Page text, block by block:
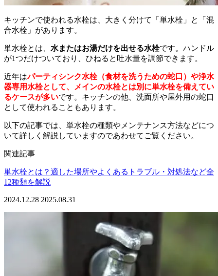
キッチンで使われる水栓は、大きく分けて「単水栓」と「混
合水栓」があります。
単水栓とは、 水またはお湯だけを出せる水栓です。ハンドル
が1つだけついており、ひねると吐水量を調節できます。
近年はパーティシンク水栓（食材を洗うための蛇口）や浄水
器専用水栓として、メインの水栓とは別に単水栓を備えてい
るケースが多いです。キッチンの他、洗面所や屋外用の蛇口
として使われることもあります。
以下の記事では、単水栓の種類やメンテナンス方法などにつ
いて詳しく解説していますのであわせてご覧ください。
関連記事
単水栓とは？適した場所やよくあるトラブル・対処法など全
12種類を解説
2024.12.28 2025.08.31